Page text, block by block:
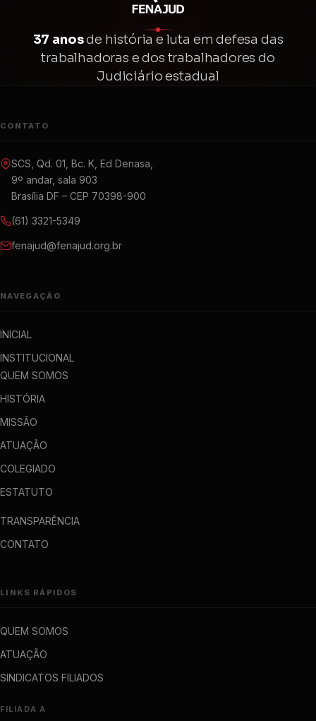
37 anosde história e luta em defesa das
trabalhadoras e dos trabalhadores do
Judiciário estadual
CONTATO
SCS, Qd. 01, Bc. K, Ed Denasa,
9º andar, sala 903
Brasília DF – CEP 70398-900
(61) 3321-5349
fenajud@fenajud.org.br
NAVEGAÇÃO
INICIAL
INSTITUCIONAL
QUEM SOMOS
HISTÓRIA
MISSÃO
ATUAÇÃO
COLEGIADO
ESTATUTO
TRANSPARÊNCIA
CONTATO
LINKS RÁPIDOS
QUEM SOMOS
ATUAÇÃO
SINDICATOS FILIADOS
FILIADA À